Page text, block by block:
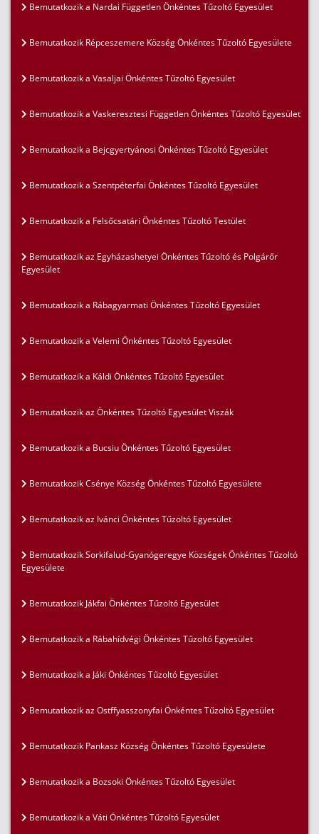
Bemutatkozik a Nardai Független Önkéntes Tűzoltó Egyesület
Bemutatkozik Répceszemere Község Önkéntes Tűzoltó Egyesülete
Bemutatkozik a Vasaljai Önkéntes Tűzoltó Egyesület
Bemutatkozik a Vaskeresztesi Független Önkéntes Tűzoltó Egyesület
Bemutatkozik a Bejcgyertyánosi Önkéntes Tűzoltó Egyesület
Bemutatkozik a Szentpéterfai Önkéntes Tűzoltó Egyesület
Bemutatkozik a Felsőcsatári Önkéntes Tűzoltó Testület
Bemutatkozik az Egyházashetyei Önkéntes Tűzoltó és Polgárőr
Egyesület
Bemutatkozik a Rábagyarmati Önkéntes Tűzoltó Egyesület
Bemutatkozik a Velemi Önkéntes Tűzoltó Egyesület
Bemutatkozik a Káldi Önkéntes Tűzoltó Egyesület
Bemutatkozik az Önkéntes Tűzoltó Egyesület Viszák
Bemutatkozik a Bucsiu Önkéntes Tűzoltó Egyesület
Bemutatkozik Csénye Község Önkéntes Tűzoltó Egyesülete
Bemutatkozik az Ivánci Önkéntes Tűzoltó Egyesület
Bemutatkozik Sorkifalud-Gyanógeregye Községek Önkéntes Tűzoltó
Egyesülete
Bemutatkozik Jákfai Önkéntes Tűzoltó Egyesület
Bemutatkozik a Rábahídvégi Önkéntes Tűzoltó Egyesület
Bemutatkozik a Jáki Önkéntes Tűzoltó Egyesület
Bemutatkozik az Ostffyasszonyfai Önkéntes Tűzoltó Egyesület
Bemutatkozik Pankasz Község Önkéntes Tűzoltó Egyesülete
Bemutatkozik a Bozsoki Önkéntes Tűzoltó Egyesület
Bemutatkozik a Váti Önkéntes Tűzoltó Egyesület